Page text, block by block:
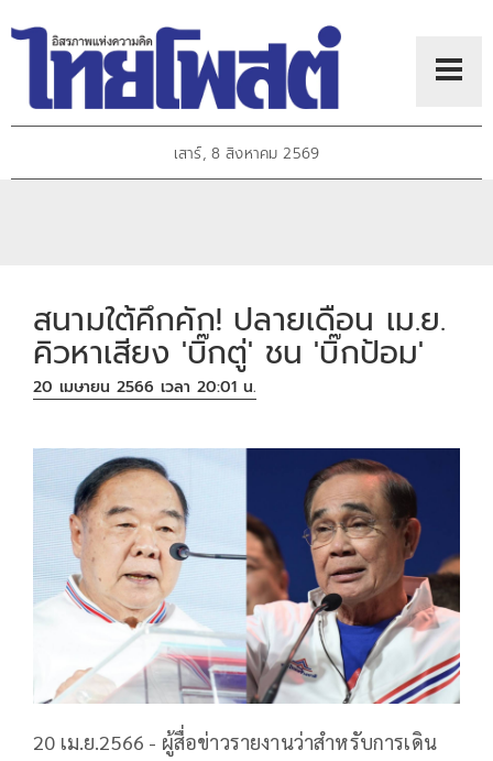
เสาร์, 8 สิงหาคม 2569
สนามใต้คึกคัก! ปลายเดือน เม.ย.
คิวหาเสียง 'บิ๊กตู่' ชน 'บิ๊กป้อม'
20 เมษายน 2566 เวลา 20:01 น.
20 เม.ย.2566 - ผู้สื่อข่าวรายงานว่าสำหรับการเดิน